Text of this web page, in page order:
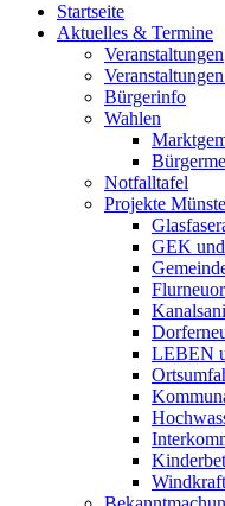
Startseite
Aktuelles & Termine
Veranstaltungen
Bürgerinfo
Wahlen
Notfalltafel
Projekte
GEK
LEBEN
Windkraft